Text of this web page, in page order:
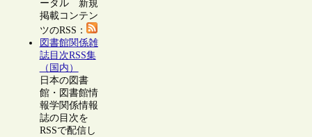
ータル 新規
掲載コンテン
ツのRSS：
図書館関係雑
誌目次RSS集
（国内）
日本の図書
館・図書館情
報学関係情報
誌の目次を
RSSで配信し